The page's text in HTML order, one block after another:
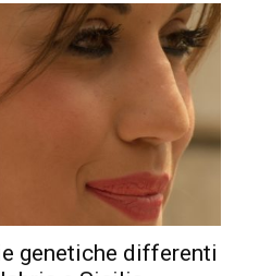
genetiche differenti